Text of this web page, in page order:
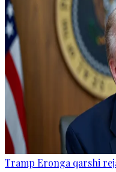
Tramp Eronga qarshi